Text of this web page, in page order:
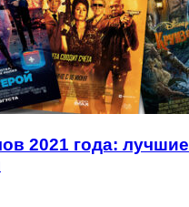
2021 года: лучшие